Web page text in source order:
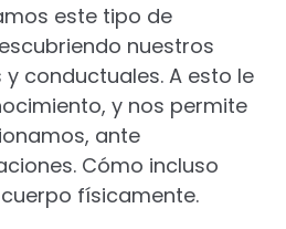
este tipo de
nuestros
conductuales. A esto le
y nos permite
ante
Cómo incluso
físicamente.